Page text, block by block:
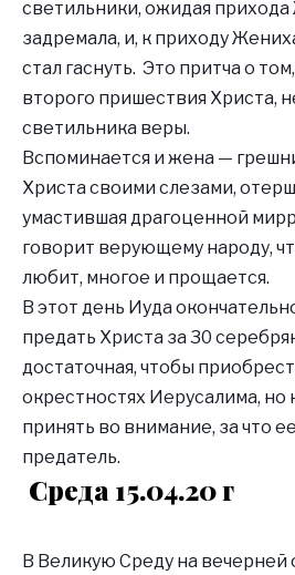
светильники, ожидая прихода
задремала, и, к приходу
стал гаснуть. Это притча о
второго пришествия Христа,
светильника веры.
Вспоминается и жена —
Христа своими слезами,
умастившая драгоценной
говорит верующему народу,
любит, многое и прощается.
В этот день Иуда
предать Христа за 30
достаточная, чтобы
окрестностях Иерусалима, но
принять во внимание, за что
предатель.
Среда 15.04.20 г
В Великую Среду на вечерней